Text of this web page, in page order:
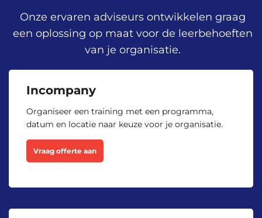
Beschikbare trainingslocaties
Donderdag 24 September 2026
Amsterdam, Arnhem, Den Haag,
Virtueel.
Amsterdam, Arnhem, Den Haag,
Onze ervaren adviseurs ontwikkelen graag
een oplossing op maat voor de leerbehoeften
van je organisatie.
Incompany
Organiseer een training met een programma,
datum en locatie naar keuze voor je organisatie.
Vraag offerte aan